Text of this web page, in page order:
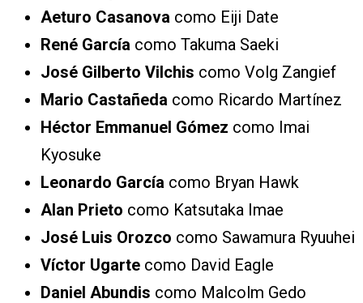
Aeturo Casanova como Eiji Date
René García como Takuma Saeki
José Gilberto Vilchis como Volg Zangief
Mario Castañeda como Ricardo Martínez
Héctor Emmanuel Gómez como Imai
Kyosuke
Leonardo García como Bryan Hawk
Alan Prieto como Katsutaka Imae
José Luis Orozco como Sawamura Ryuuhei
Víctor Ugarte como David Eagle
Daniel Abundis como Malcolm Gedo